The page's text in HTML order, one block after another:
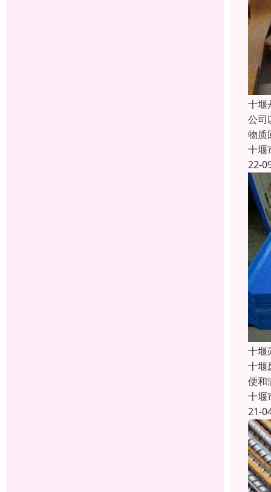
十堰
公司
物质
十堰
22-
十堰
十堰
便和
十堰
21-